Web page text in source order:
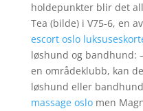
holdepunkter blir det
Tea (bilde) i V75-6, en
escort oslo
løshund og bandhund:
en områdeklubb, kan
løshund eller
massage oslomen